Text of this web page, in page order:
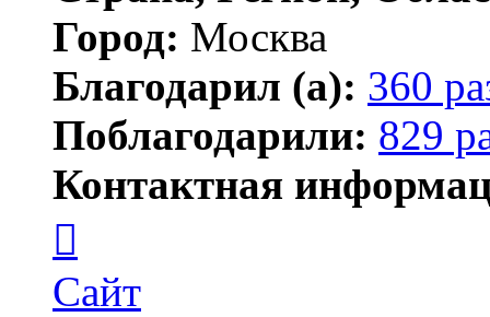
Город: Москва
Благодарил (а): 360
Поблагодарили: 829
Контактная
пользователя
Lawego
Сайт